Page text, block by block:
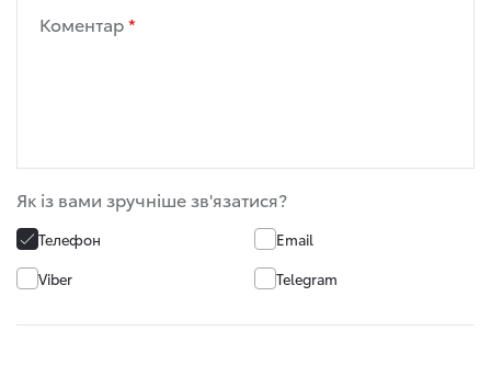
Коментар
Як із вами зручніше зв'язатися?
Телефон
Email
Viber
Telegram